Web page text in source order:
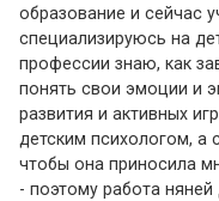
образование и сейчас
специализируюсь на
профессии знаю, как
понять свои эмоции и
развития и активных
детским психологом, а
чтобы она приносила
- поэтому работа